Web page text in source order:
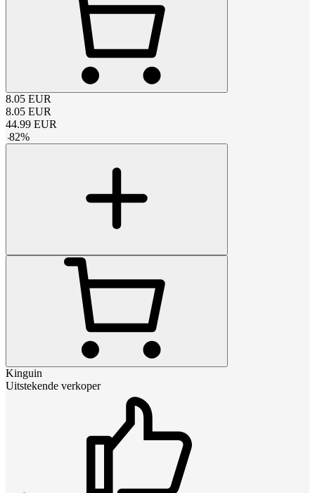
8.05 EUR
8.05 EUR
44.99 EUR
-82%
Kinguin
Uitstekende verkoper